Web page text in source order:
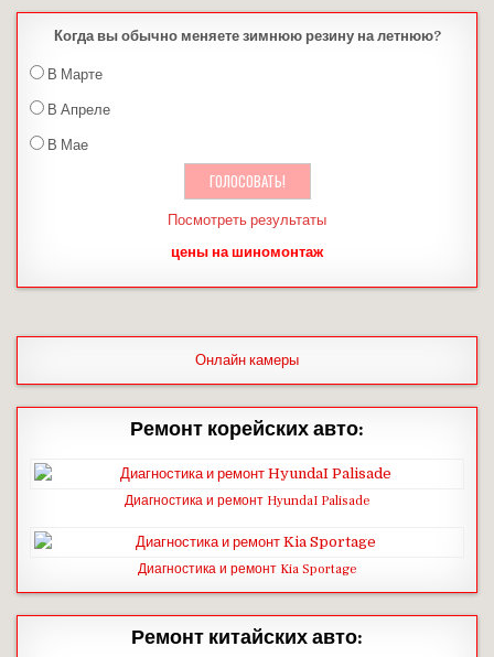
Когда вы обычно меняете зимнюю резину на летнюю?
В Марте
В Апреле
В Мае
Посмотреть результаты
цены на шиномонтаж
Онлайн камеры
Ремонт корейских авто:
Диагностика и ремонт HyundaI Palisade
Диагностика и ремонт Kia Sportage
Ремонт китайских авто: